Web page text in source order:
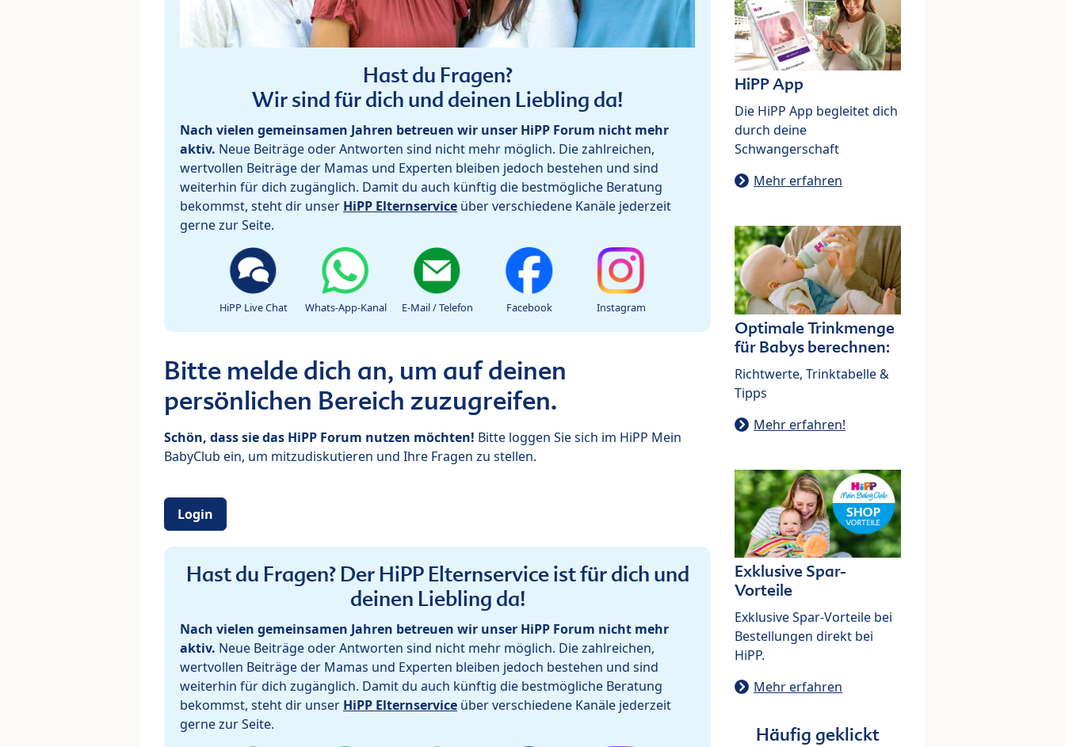
Hast du Fragen?
Wir sind für dich und deinen Liebling da!
Nach vielen gemeinsamen Jahren betreuen wir unser HiPP Forum nicht mehr
aktiv. Neue Beiträge oder Antworten sind nicht mehr möglich. Die zahlreichen,
wertvollen Beiträge der Mamas und Experten bleiben jedoch bestehen und sind
weiterhin für dich zugänglich. Damit du auch künftig die bestmögliche Beratung
bekommst, steht dir unser HiPP Elternservice über verschiedene Kanäle jederzeit
gerne zur Seite.
HiPP Live Chat Whats-App-Kanal E-Mail / Telefon Facebook Instagram
Bitte melde dich an, um auf deinen
persönlichen Bereich zuzugreifen.
Schön, dass sie das HiPP Forum nutzen möchten! Bitte loggen Sie sich im HiPP Mein
BabyClub ein, um mitzudiskutieren und Ihre Fragen zu stellen.
Login
Hast du Fragen? Der HiPP Elternservice ist für dich und
deinen Liebling da!
Nach vielen gemeinsamen Jahren betreuen wir unser HiPP Forum nicht mehr
aktiv. Neue Beiträge oder Antworten sind nicht mehr möglich. Die zahlreichen,
wertvollen Beiträge der Mamas und Experten bleiben jedoch bestehen und sind
weiterhin für dich zugänglich. Damit du auch künftig die bestmögliche Beratung
bekommst, steht dir unser HiPP Elternservice über verschiedene Kanäle jederzeit
gerne zur Seite.
HiPP App
Die HiPP App begleitet dich
durch deine
Schwangerschaft
Mehr erfahren
Optimale Trinkmenge
für Babys berechnen:
Richtwerte, Trinktabelle &
Tipps
Mehr erfahren!
Exklusive Spar-
Vorteile
Exklusive Spar-Vorteile bei
Bestellungen direkt bei
HiPP.
Mehr erfahren
Häufig geklickt